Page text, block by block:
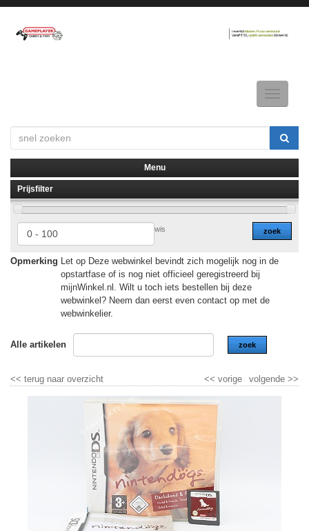
Toggle
▼
▼
Menu
Prijsfilter
zoek
wis
Opmerking Let op Deze webwinkel bevindt zich mogelijk nog in de
opstartfase of is nog niet officieel geregistreerd bij
mijnWinkel.nl. Wilt u toch iets bestellen bij deze
webwinkel? Neem dan eerst even contact op met de
webwinkelier.
Alle artikelen zoek
<< terug naar overzicht volgende >>
<< vorige